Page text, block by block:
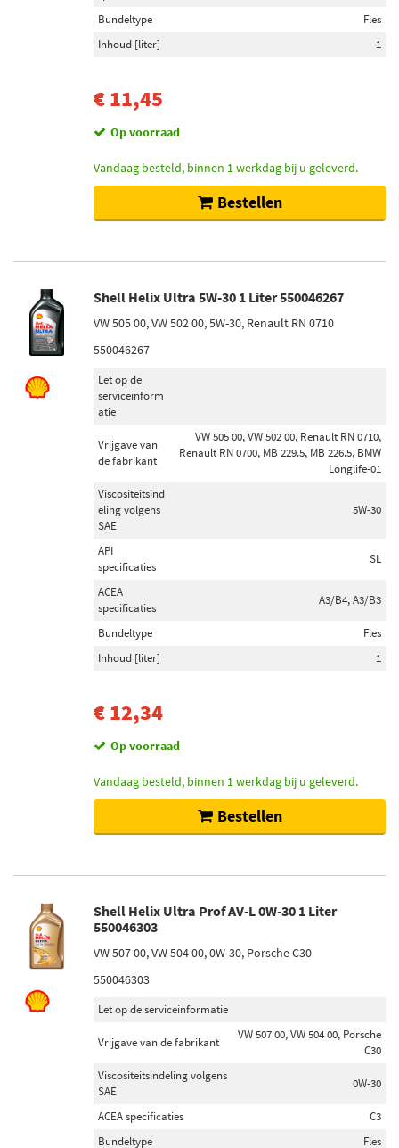
Bundeltype
Fles
Inhoud [liter]
1
€ 11,45
Op voorraad
Vandaag besteld, binnen 1 werkdag bij u geleverd.
Bestellen
Shell Helix Ultra 5W-30 1 Liter 550046267
VW 505 00, VW 502 00, 5W-30, Renault RN 0710
550046267
Let op de
serviceinform
atie
Vrijgave van
de fabrikant
VW 505 00, VW 502 00, Renault RN 0710,
Renault RN 0700, MB 229.5, MB 226.5, BMW
Longlife-01
Viscositeitsind
eling volgens
SAE
5W-30
API
specificaties
SL
ACEA
specificaties
A3/B4, A3/B3
Bundeltype
Fles
Inhoud [liter]
1
€ 12,34
Op voorraad
Vandaag besteld, binnen 1 werkdag bij u geleverd.
Bestellen
Shell Helix Ultra Prof AV-L 0W-30 1 Liter
550046303
VW 507 00, VW 504 00, 0W-30, Porsche C30
550046303
Let op de serviceinformatie
Vrijgave van de fabrikant
VW 507 00, VW 504 00, Porsche
C30
Viscositeitsindeling volgens
SAE
0W-30
ACEA specificaties
C3
Bundeltype
Fles